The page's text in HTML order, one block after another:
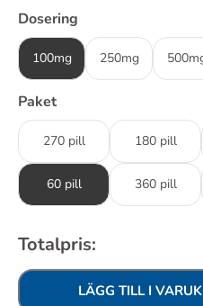
Dosering
100mg 250mg
Paket
270 pill 180 pill
60 pill 360 pill
Totalpris:
LÄGG TILL I